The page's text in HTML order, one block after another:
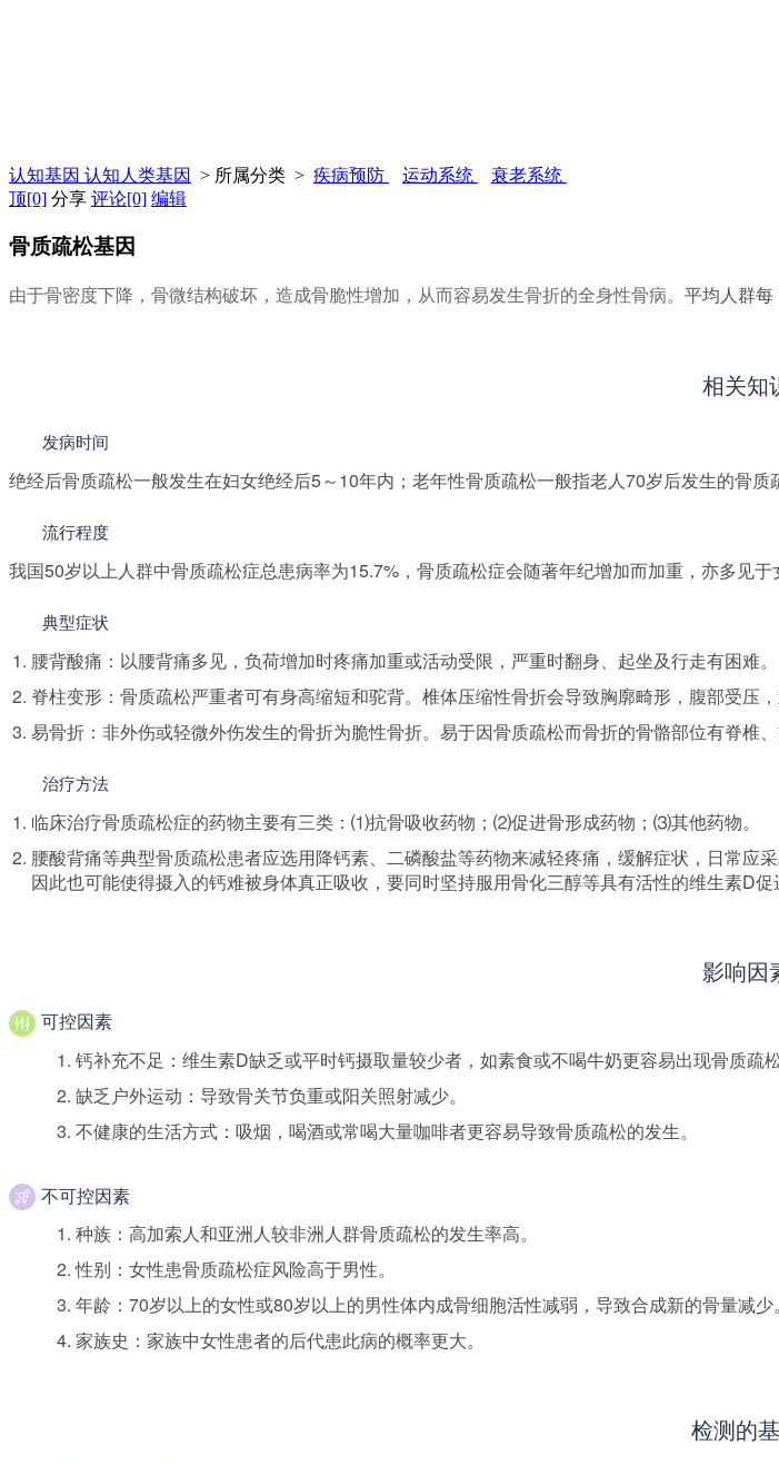
认知基因 认知人类基因 > 所属分类 > 疾病预防 运动系统
衰老系统
顶[0] 分享 评论[0] 编辑
骨质疏松基因
由于骨密度下降，骨微结构破坏，造成骨脆性增加，从而容易发生骨折的全身性骨病。 平均人群每
相关知
发病时间
绝经后骨质疏松一般发生在妇女绝经后5～10年内；老年性骨质疏松一般指老人70岁后发生的骨质
流行程度
我国50岁以上人群中骨质疏松症总患病率为15.7%，骨质疏松症会随著年纪增加而加重，亦多见于
典型症状
腰背酸痛：以腰背痛多见，负荷增加时疼痛加重或活动受限，严重时翻身、起坐及行走有困难。
脊柱变形：骨质疏松严重者可有身高缩短和驼背。椎体压缩性骨折会导致胸廓畸形，腹部受压，
易骨折：非外伤或轻微外伤发生的骨折为脆性骨折。易于因骨质疏松而骨折的骨骼部位有脊椎、
治疗方法
临床治疗骨质疏松症的药物主要有三类：⑴抗骨吸收药物；⑵促进骨形成药物；⑶其他药物。
腰酸背痛等典型骨质疏松患者应选用降钙素、二磷酸盐等药物来减轻疼痛，缓解症状，日常
因此也可能使得摄入的钙难被身体真正吸收，要同时坚持服用骨化三醇等具有活性的维生素D
影响因
可控因素
钙补充不足：维生素D缺乏或平时钙摄取量较少者，如素食或不喝牛奶更容易出现骨质疏松
缺乏户外运动：导致骨关节负重或阳关照射减少。
不健康的生活方式：吸烟，喝酒或常喝大量咖啡者更容易导致骨质疏松的发生。
不可控因素
种族：高加索人和亚洲人较非洲人群骨质疏松的发生率高。
性别：女性患骨质疏松症风险高于男性。
年龄：70岁以上的女性或80岁以上的男性体内成骨细胞活性减弱，导致合成新的骨量减少。
家族史：家族中女性患者的后代患此病的概率更大。
检测的